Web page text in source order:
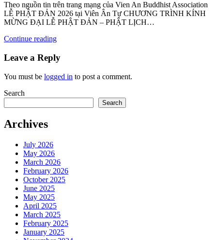
Theo nguồn tin trên trang mạng của Vien An Buddhist Association
LỄ PHẬT ĐẢN 2026 tại Viên Ân Tự CHƯƠNG TRÌNH KÍNH
MỪNG ĐẠI LỄ PHẬT ĐẢN – PHẬT LỊCH…
Continue reading
Leave a Reply
You must be logged in to post a comment.
Search
Search
Archives
July 2026
May 2026
March 2026
February 2026
October 2025
June 2025
May 2025
April 2025
March 2025
February 2025
January 2025